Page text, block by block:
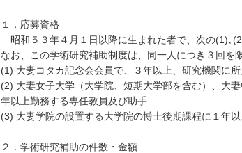
１．応募資格
昭和５３年４月１日以降に生まれた者で、次の(1)､
なお、この学術研究補助制度は、同一人につき３回を
(1) 大妻コタカ記念会会員で、３年以上、研究機関に
(2) 大妻女子大学（大学院、短期大学部を含む）、大
年以上勤務する専任教員及び助手
(3) 大妻学院の設置する大学院の博士後期課程に１年
２．学術研究補助の件数・金額